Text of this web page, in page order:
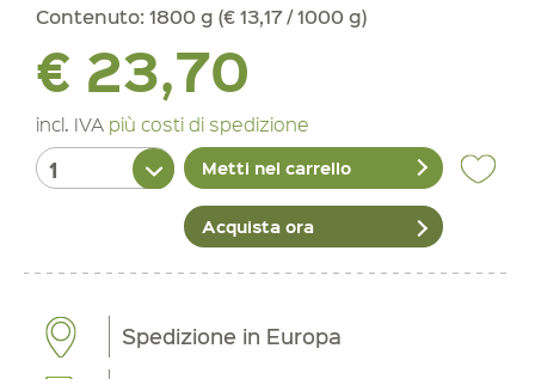
Contenuto: 1800 g (€ 13,17 / 1000 g)
€ 23,70
incl. IVA più costi di spedizione
Metti nel carrello
Acquista ora
Spedizione in Europa